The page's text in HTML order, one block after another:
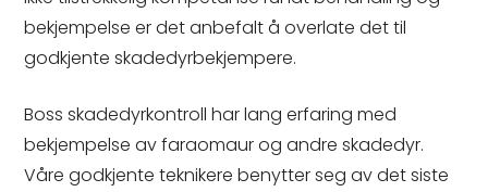
bekjempelse er det anbefalt å overlate det til
godkjente skadedyrbekjempere.
Boss skadedyrkontroll har lang erfaring med
bekjempelse av faraomaur og andre skadedyr.
Våre godkjente teknikere benytter seg av det siste